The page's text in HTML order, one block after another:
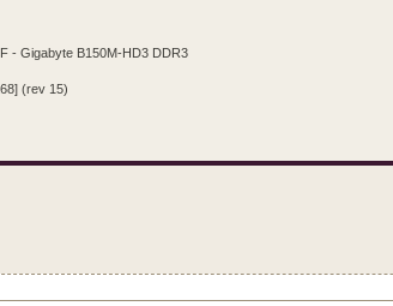
- Gigabyte B150M-HD3 DDR3
(rev 15)